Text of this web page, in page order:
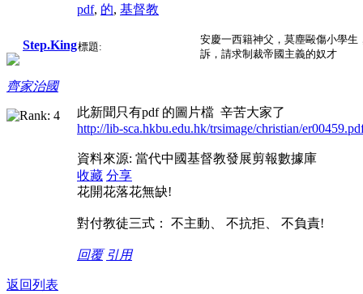
Step.King
齊家治國
pdf, 的, 基督教
標題:
安慶一西籍神父，莫塵毆傷小學生
訴，請求制裁帝國主義的奴才
此新聞只有pdf 的圖片檔 辛苦大家了
http://lib-sca.hkbu.edu.hk/trsimage/christian/
資料來源: 當代中國基督教發展剪報數據庫
收藏 分享
花開花落花無缺!
對付教徒三式： 不主動、 不抗拒、 不負責!
回覆 引用
返回列表